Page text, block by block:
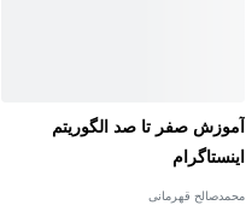
آموزش صفر تا صد الگوریتم
اینستاگرام
محمدصالح قهرمانی